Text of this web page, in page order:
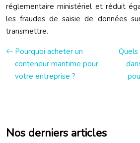
réglementaire ministériel et réduit
les fraudes de saisie de données
transmettre.
Pourquoi acheter un
conteneur maritime pour
votre entreprise ?
Nos derniers articles